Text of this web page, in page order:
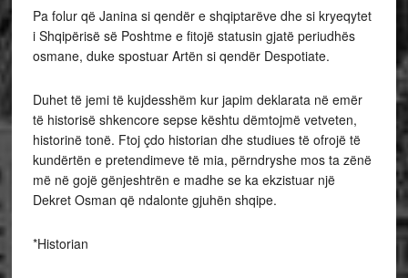
Pa folur që Janina si qendër e shqiptarëve dhe si kryeqytet
i Shqipërisë së Poshtme e fitojë statusin gjatë periudhës
osmane, duke spostuar Artën si qendër Despotiate.
Duhet të jemi të kujdesshëm kur japim deklarata në emër
të historisë shkencore sepse kështu dëmtojmë vetveten,
historinë tonë. Ftoj çdo historian dhe studiues të ofrojë të
kundërtën e pretendimeve të mia, përndryshe mos ta zënë
më në gojë gënjeshtrën e madhe se ka ekzistuar një
Dekret Osman që ndalonte gjuhën shqipe.
*Historian